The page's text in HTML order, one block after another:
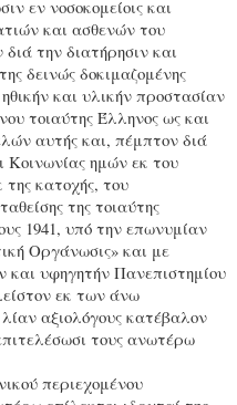
εν νοσοκομείοις και
και ασθενών του
την διατήρησιν και
δεινώς δοκιμαζομένης
και υλικήν προστασίαν
τοιαύτης Έλληνος ως και
αυτής και, πέμπτον διά
Κοινωνίας ημών εκ του
της κατοχής, του
της τοιαύτης
1941, υπό την επωνυμίαν
Οργάνωσις» και με
υφηγητήν Πανεπιστημίου
εκ των άνω
αξιολόγους κατέβαλον
τους ανωτέρω
περιεχομένου